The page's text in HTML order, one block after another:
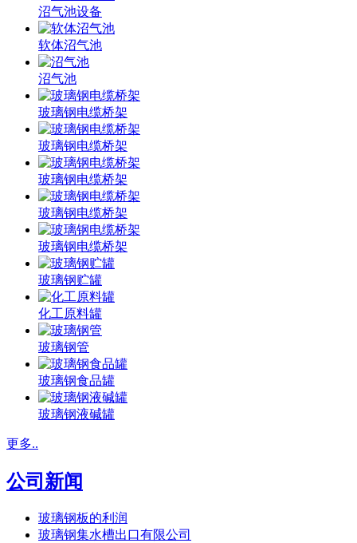
沼气池设备
软体沼气池
沼气池
玻璃钢电缆桥架
玻璃钢电缆桥架
玻璃钢电缆桥架
玻璃钢电缆桥架
玻璃钢电缆桥架
玻璃钢贮罐
化工原料罐
玻璃钢管
玻璃钢食品罐
玻璃钢液碱罐
更多..
公司新闻
玻璃钢板的利润
玻璃钢集水槽出口有限公司